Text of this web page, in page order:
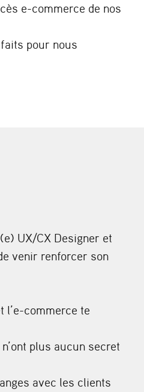
e-commerce de nos
pour nous
UX/CX Designer et
venir renforcer son
l’e-commerce te
plus aucun secret
avec les clients